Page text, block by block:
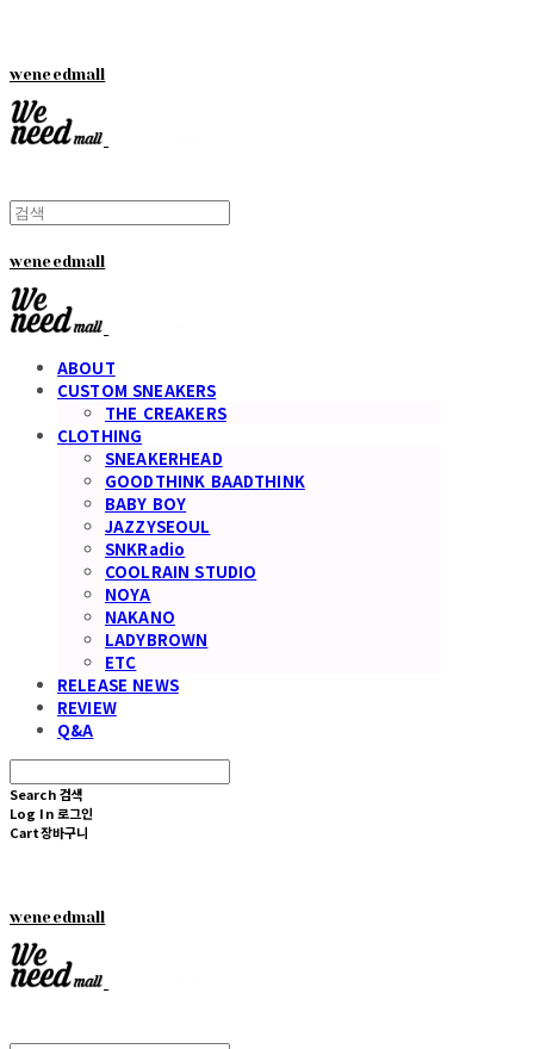
weneedmall
weneedmall
ABOUT
CUSTOM SNEAKERS
THE CREAKERS
CLOTHING
SNEAKERHEAD
GOODTHINK BAADTHINK
BABY BOY
JAZZYSEOUL
SNKRadio
COOLRAIN STUDIO
NOYA
NAKANO
LADYBROWN
ETC
RELEASE NEWS
REVIEW
Q&A
Search 검색
Log In 로그인
Cart장바구니
weneedmall